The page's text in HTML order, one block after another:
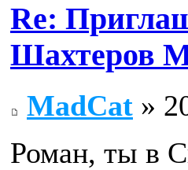
Re:
Шахтеров
MadCat »
Роман, ты в